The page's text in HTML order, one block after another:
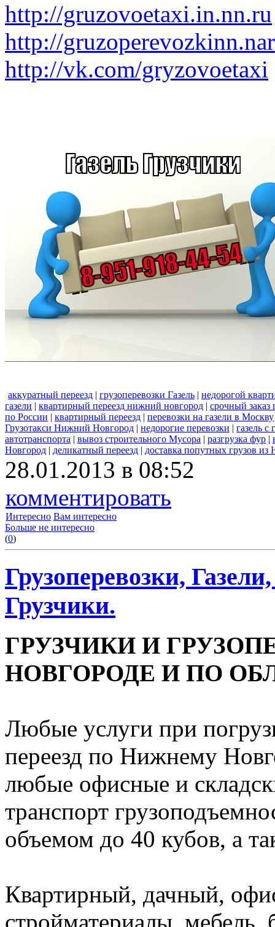
http://gruzovoetaxi.in.nn.ru
http://
http://vk.com/gryzovoetaxi
аккуратный переезд | грузоперевозки Газель | недорогой
газели | квартирный переезд нижний новгород | срочный заказ
по России | квартирный переезд | перевозки на газели в Москву
Грузотакси Нижний Новгород | недорогие перевозки | газель с
автотранспорта | вывоз строительного Мусора | разгрузка фур |
Новгород | деликатный переезд | доставка попутных грузов
28.01.2013 в 08:52
комментировать
Интересно Вам интересно
Больше не интересно
(0)
Грузоперевозки,
Грузчики.
ГРУЗЧИКИ И
НОВГОРОДЕ И ПО
Любые услуги при
переезд по Нижнему
любые офисные и
транспорт
объемом до 40 кубов, а
Квартирный, дачный,
стройматериалы, мебель,